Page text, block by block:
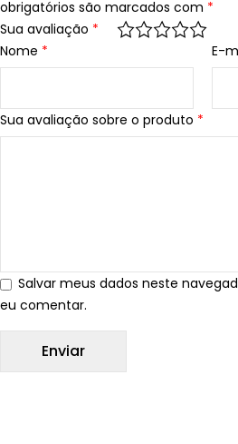
obrigatórios são marcados com *
Sua avaliação *
Sua avaliação sobre o produto *
Nome * E-
Salvar meus dados neste
eu comentar.